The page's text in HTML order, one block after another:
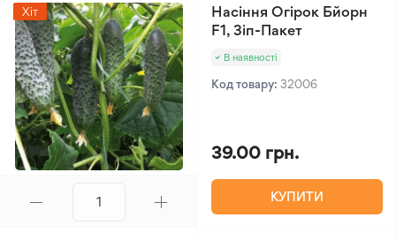
Хіт
Насіння Огірок Бйорн
F1, Зіп-Пакет
В наявності
Код товару: 32006
39.00 грн.
КУПИТИ